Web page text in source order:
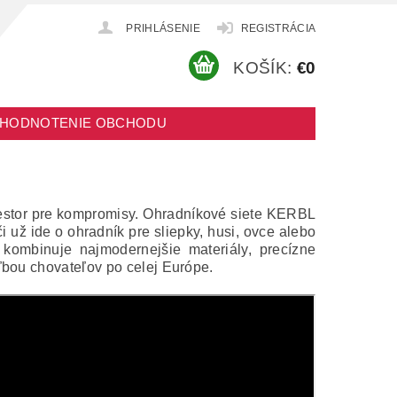
PRIHLÁSENIE REGISTRÁCIA
KOŠÍK: €0
HODNOTENIE OBCHODU
pre kompromisy. Ohradníkové siete KERBL
už ide o ohradník pre sliepky, husi, ovce alebo
najmodernejšie materiály, precízne
chovateľov po celej Európe.